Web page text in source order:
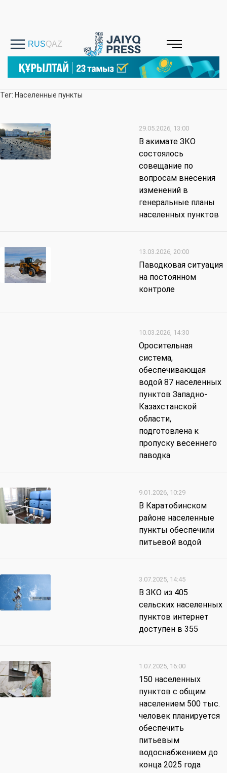
Тег: Населенные пункты
29.05.2026, 13:00
В акимате ЗКО
состоялось
совещание по
вопросам внесения
изменений в
генеральные планы
населенных пунктов
13.03.2026, 20:00
Паводковая ситуация
на постоянном
контроле
10.03.2026, 14:30
Оросительная
система,
обеспечивающая
водой 87 населенных
пунктов Западно-
Казахстанской
области,
подготовлена к
пропуску весеннего
паводка
9.01.2026, 10:29
В Каратобинском
районе населенные
пункты обеспечили
питьевой водой
3.07.2025, 14:45
В ЗКО из 405
сельских населенных
пунктов интернет
доступен в 355
1.07.2025, 16:00
150 населенных
пунктов с общим
населением 500 тыс.
человек планируется
обеспечить
питьевым
водоснабжением до
конца 2025 года